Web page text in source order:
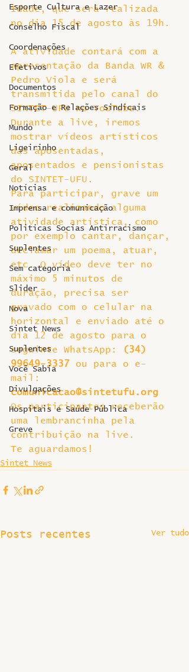
Esporte Cultura e Lazer
Conselho Fiscal
Coordenações
Efetivos
Documentos
Formação e Relações Sindicais
Mundo
Ligeirinho
Geral
Notícias
Imprensa e comunicação
Politicas Socias Antirracismo
Suplentes
Sem categoria
Slider
Nova
Sintet News
Suplentes
Você Sabia
Divulgações
Hospitais e Saúde Pública
Greve
Idade, que será realizada
no dia 15 de agosto às 19h.
A atividade contará com a
apresentação da Banda WR &
Pedro Viola e será
transmitida pelo canal do
SINTET-UFU no YouTube.
Durante a live, iremos
mostrar vídeos artísticos
das aposentadas,
aposentados e pensionistas
do SINTET-UFU.
Para participar, grave um
vídeo realizando alguma
atividade artística, como
por exemplo cantar, dançar,
declamar um poema, atuar,
etc. O vídeo deve ter no
máximo 5 minutos de
duração, precisa ser
gravado com o celular na
horizontal e enviado até o
dia 12 de agosto para o
seguinte WhatsApp:
(34)
99649-3337 ou para o e-
mail:
comunicacao@sintetufu.org
Os participantes receberão
uma lembrancinha pela
contribuição na live.
Te aguardamos!
Sintet News
Posts recentes Ver tudo